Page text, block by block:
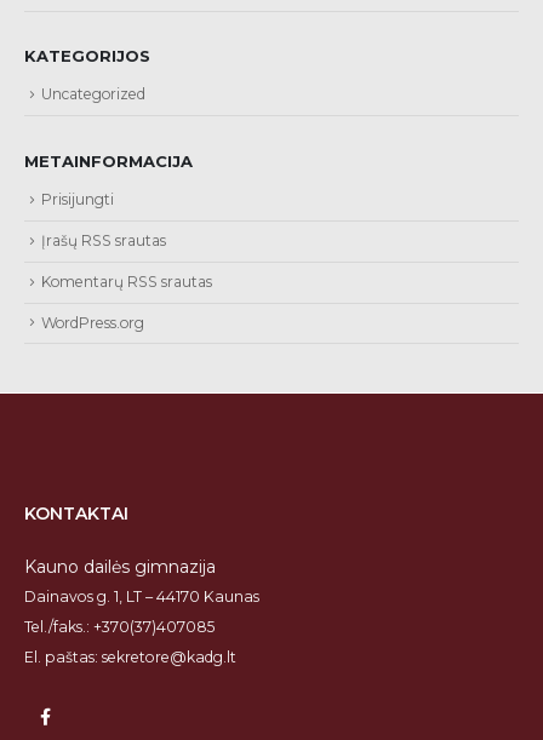
KATEGORIJOS
Uncategorized
METAINFORMACIJA
Prisijungti
Įrašų RSS srautas
Komentarų RSS srautas
WordPress.org
KONTAKTAI
Kauno dailės gimnazija
Dainavos g. 1, LT – 44170 Kaunas
Tel./faks.: +370(37)407085
El. paštas: sekretore@kadg.lt